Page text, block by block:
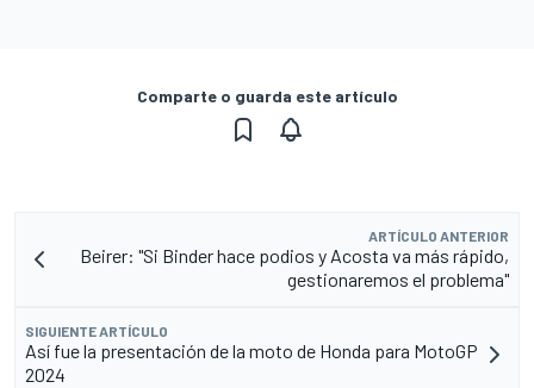
Comparte o guarda este artículo
ARTÍCULO ANTERIOR
Beirer: "Si Binder hace podios y Acosta va más rápido,
gestionaremos el problema"
SIGUIENTE ARTÍCULO
Así fue la presentación de la moto de Honda para MotoGP
2024